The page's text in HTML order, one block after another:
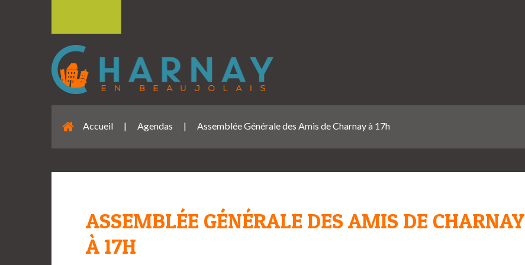
Accueil | Agendas | Assemblée Générale des Amis de Charnay à 17h
ASSEMBLÉE GÉNÉRALE DES AMIS DE CHARNAY
À 17H